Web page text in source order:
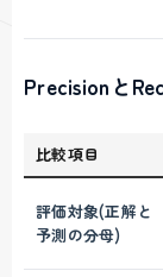
Precisionと
比較項目
評価対象(正解と
予測の分母)